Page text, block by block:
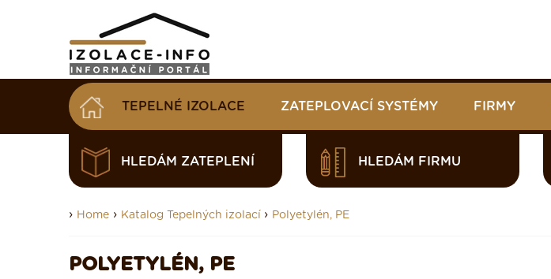
TEPELNÉ IZOLACE ZATEPLOVACÍ SYSTÉMY FIRMY
HLEDÁM ZATEPLENÍ HLEDÁM FIRMU
› Home › Katalog Tepelných izolací › Polyetylén, PE
POLYETYLÉN, PE